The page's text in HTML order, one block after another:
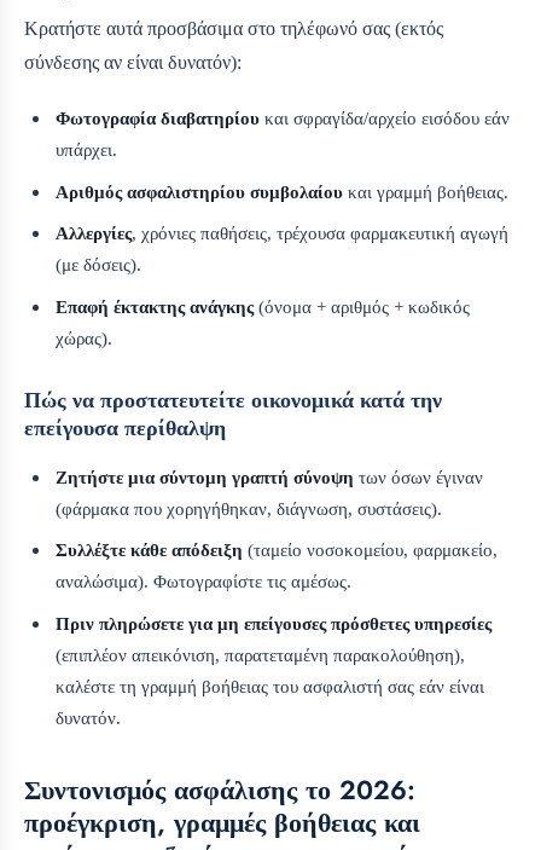
Κρατήστε αυτά προσβάσιμα στο τηλέφωνό σας (εκτός
σύνδεσης αν είναι δυνατόν):
Φωτογραφία διαβατηρίου και σφραγίδα/αρχείο εισόδου εάν
υπάρχει.
Αριθμός ασφαλιστηρίου συμβολαίου και γραμμή βοήθειας.
Αλλεργίες, χρόνιες παθήσεις, τρέχουσα φαρμακευτική αγωγή
(με δόσεις).
Επαφή έκτακτης ανάγκης(όνομα + αριθμός + κωδικός
χώρας).
Πώς να προστατευτείτε οικονομικά κατά την
επείγουσα περίθαλψη
Ζητήστε μια σύντομη γραπτή σύνοψη των όσων έγιναν
(φάρμακα που χορηγήθηκαν, διάγνωση, συστάσεις).
Συλλέξτε κάθε απόδειξη (ταμείο νοσοκομείου, φαρμακείο,
αναλώσιμα). Φωτογραφίστε τις αμέσως.
Πριν πληρώσετε για μη επείγουσες πρόσθετες υπηρεσίες
(επιπλέον απεικόνιση, παρατεταμένη παρακολούθηση),
καλέστε τη γραμμή βοήθειας του ασφαλιστή σας εάν είναι
δυνατόν.
Συντονισμός ασφάλισης το 2026:
προέγκριση, γραμμές βοήθειας και